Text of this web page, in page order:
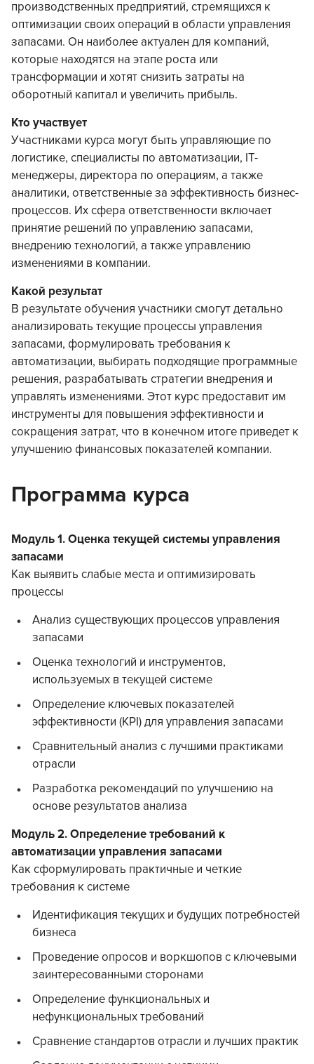
производственных предприятий, стремящихся к
оптимизации своих операций в области управления
запасами. Он наиболее актуален для компаний,
которые находятся на этапе роста или
трансформации и хотят снизить затраты на
оборотный капитал и увеличить прибыль.
Кто участвует
Участниками курса могут быть управляющие по
логистике, специалисты по автоматизации, IT-
менеджеры, директора по операциям, а также
аналитики, ответственные за эффективность бизнес-
процессов. Их сфера ответственности включает
принятие решений по управлению запасами,
внедрению технологий, а также управлению
изменениями в компании.
Какой результат
В результате обучения участники смогут детально
анализировать текущие процессы управления
запасами, формулировать требования к
автоматизации, выбирать подходящие программные
решения, разрабатывать стратегии внедрения и
управлять изменениями. Этот курс предоставит им
инструменты для повышения эффективности и
сокращения затрат, что в конечном итоге приведет к
улучшению финансовых показателей компании.
Программа курса
Модуль 1. Оценка текущей системы управления
запасами
Как выявить слабые места и оптимизировать
процессы
Анализ существующих процессов управления
запасами
Оценка технологий и инструментов,
используемых в текущей системе
Определение ключевых показателей
эффективности (KPI) для управления запасами
Сравнительный анализ с лучшими практиками
отрасли
Разработка рекомендаций по улучшению на
основе результатов анализа
Модуль 2. Определение требований к
автоматизации управления запасами
Как сформулировать практичные и четкие
требования к системе
Идентификация текущих и будущих потребностей
бизнеса
Проведение опросов и воркшопов с ключевыми
заинтересованными сторонами
Определение функциональных и
нефункциональных требований
Сравнение стандартов отрасли и лучших практик